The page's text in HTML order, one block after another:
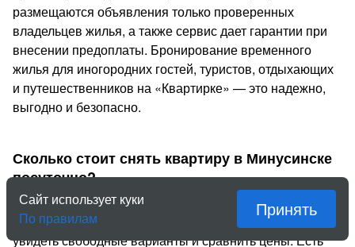
размещаются объявления только проверенных
владельцев жилья, а также сервис дает гарантии при
внесении предоплаты. Бронирование временного
жилья для иногородних гостей, туристов, отдыхающих
и путешественников на «Квартирке» — это надежно,
выгодно и безопасно.
Сколько стоит снять квартиру в Минусинске
посуточно?
В среднем в Минусинске цена за сутки около 2900 р.
Задайте даты проживания и состав гостей, чтобы
увидеть свободные варианты и сравнить цены. Есть
Сайт использует куки
По правилам
Принять